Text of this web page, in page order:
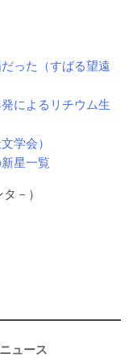
った（すばる望遠
によるリチウム生
学会）
星一覧
－）
ュース